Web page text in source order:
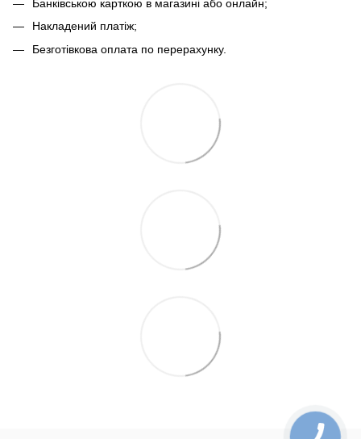
Банківською карткою в магазині або онлайн;
Накладений платіж;
Безготівкова оплата по перерахунку.